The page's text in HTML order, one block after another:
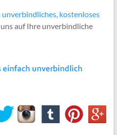
unverbindliches, kostenloses
auf Ihre unverbindliche